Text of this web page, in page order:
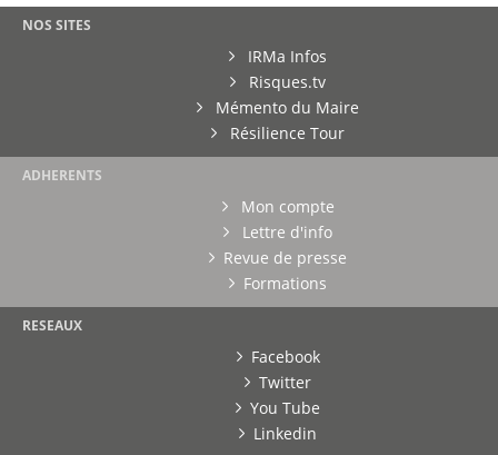
NOS SITES
IRMa Infos
Risques.tv
Mémento du Maire
Résilience Tour
ADHERENTS
Mon compte
Lettre d'info
Revue de presse
Formations
RESEAUX
Facebook
Twitter
You Tube
Linkedin